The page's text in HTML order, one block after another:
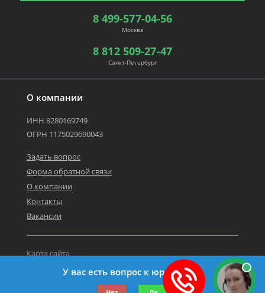
О компании
ИНН 8280169749
ОГРН 1175029690043
Задать вопрос
Форма обратной связи
О компании
Контакты
Вакансии
©2019-2026 Все права защищены.
Карта сайта
Политика персональных данных
8 499-577-04-56
Москва
8 812 509-27-47
Санкт-Петербург
У вас есть вопрос к юристу?